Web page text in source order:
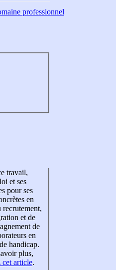
professionnel
travail,
et ses
pour ses
en
recrutement,
et de
de
en
handicap.
plus,
cet article.